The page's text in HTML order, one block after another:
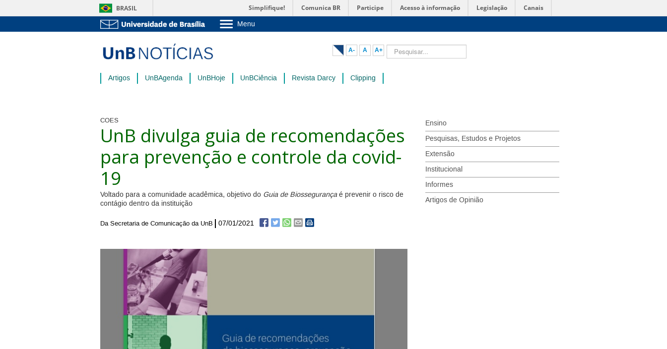
BRASIL Simplifique! Comunica BR Participe Acesso à informação Legislação Canais
Menu
Pós-Graduação
Administração
A- A A+ Pesquisar...
Artigos UnBAgenda UnBHoje UnBCiência Revista Darcy Clipping
COES
UnB divulga guia de recomendações
para prevenção e controle da covid-
19
Voltado para a comunidade acadêmica, objetivo do Guia de Biossegurançaé prevenir o risco de
contágio dentro da instituição
Da Secretaria de Comunicação da UnB 07/01/2021
Ensino
Pesquisas, Estudos e Projetos
Extensão
Institucional
Informes
Artigos de Opinião